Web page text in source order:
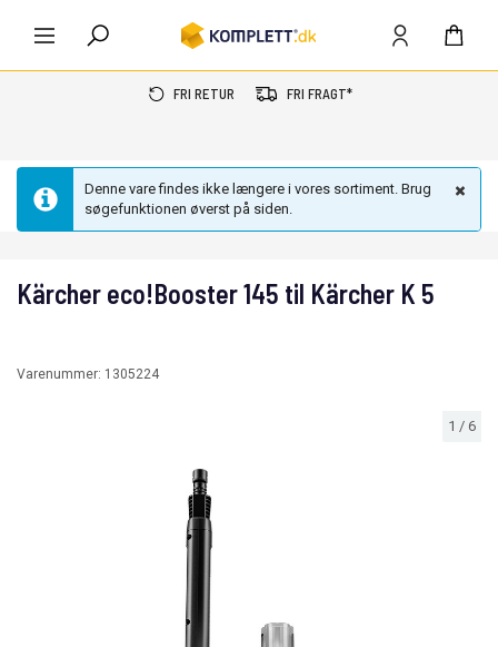
FRI RETUR FRI FRAGT*
Denne vare findes ikke længere i vores sortiment. Brug
søgefunktionen øverst på siden.
1 / 6
Kärcher eco!Booster 145 til Kärcher K 5
Varenummer: 1305224